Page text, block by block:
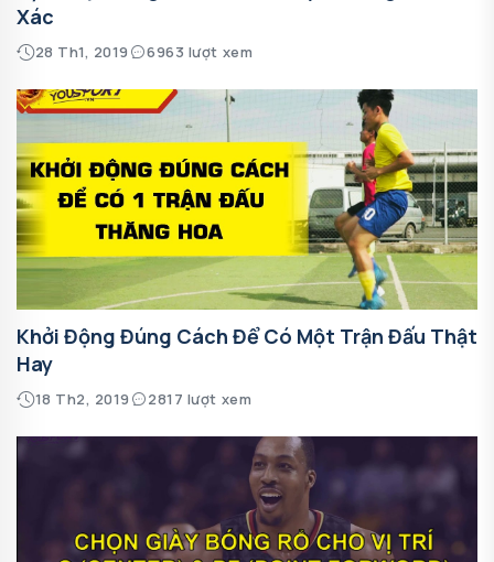
Xác
28 Th1, 2019 6963 lượt xem
Khởi Động Đúng Cách Để Có Một Trận Đấu Thật
Hay
18 Th2, 2019 2817 lượt xem